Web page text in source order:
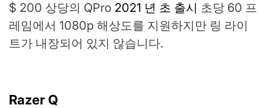
$ 200 상당의 QPro 2021 년 초 출시 초당 60 프
레임에서 1080p 해상도를 지원하지만 링 라이
트가 내장되어 있지 않습니다.
Razer Q